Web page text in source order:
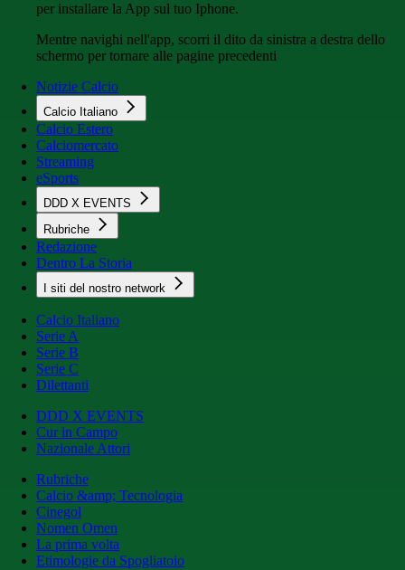
per installare la App sul tuo Iphone.
Mentre navighi nell'app, scorri il dito da sinistra a destra dello
schermo per tornare alle pagine precedenti
Notizie Calcio
Calcio Italiano
Calcio Estero
Calciomercato
Streaming
eSports
DDD X EVENTS
Rubriche
Redazione
Dentro La Storia
I siti del nostro network
Calcio Italiano
Serie A
Serie B
Serie C
Dilettanti
DDD X EVENTS
Cur in Campo
Nazionale Attori
Rubriche
Calcio &amp; Tecnologia
Cinegol
Nomen Omen
La prima volta
Etimologie da Spogliatoio